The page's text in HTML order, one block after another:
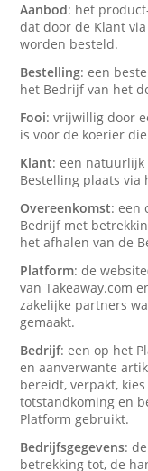
Aanbod: het
dat door de Klant
worden besteld.
Bestelling: een
het Bedrijf van het
Fooi: vrijwillig door
is voor de koerier
Klant: een natuurlijk
Bestelling plaats via
Overeenkomst: een
Bedrijf met
het afhalen van de
Platform: de
van Takeaway.com
zakelijke partners
gemaakt.
Bedrijf: een op het
en aanverwante
bereidt, verpakt,
totstandkoming en
Platform gebruikt.
Bedrijfsgegevens:
betrekking tot, de